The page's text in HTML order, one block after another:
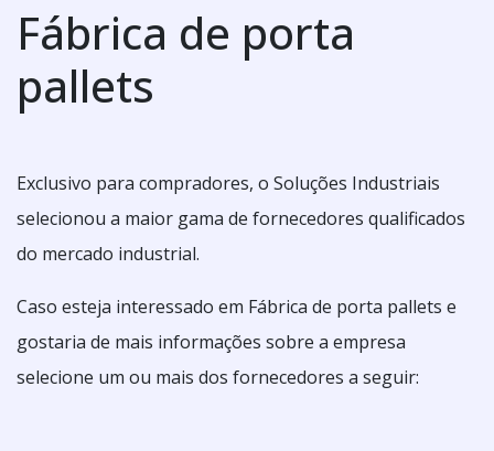
Fábrica de porta
pallets
Exclusivo para compradores, o Soluções Industriais
selecionou a maior gama de fornecedores qualificados
do mercado industrial.
Caso esteja interessado em Fábrica de porta pallets e
gostaria de mais informações sobre a empresa
selecione um ou mais dos fornecedores a seguir: